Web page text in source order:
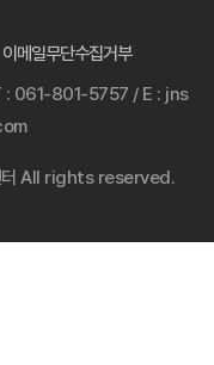
이메일무단수집거부
: 061-801-5757 / E : jns
터 All rights reserved.